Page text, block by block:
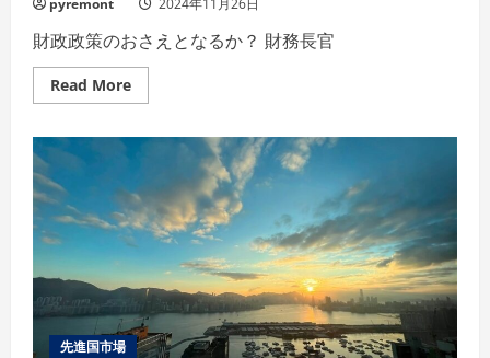
pyremont 2024年11月26日
財政政策のおさえとなるか？ 財務長官
Read MoreRead
more
次
務
長
官
に
ベ
ッ
セ
ン
ト
氏
先進国市場